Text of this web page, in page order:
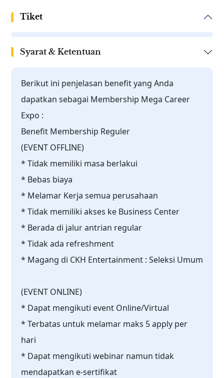
Tiket
Syarat & Ketentuan
Berikut ini penjelasan benefit yang Anda
dapatkan sebagai Membership Mega Career
Expo :
Benefit Membership Reguler
(EVENT OFFLINE)
* Tidak memiliki masa berlakui
* Bebas biaya
* Melamar Kerja semua perusahaan
* Tidak memiliki akses ke Business Center
* Berada di jalur antrian regular
* Tidak ada refreshment
* Magang di CKH Entertainment : Seleksi Umum
(EVENT ONLINE)
* Dapat mengikuti event Online/Virtual
* Terbatas untuk melamar maks 5 apply per
hari
* Dapat mengikuti webinar namun tidak
mendapatkan e-sertifikat